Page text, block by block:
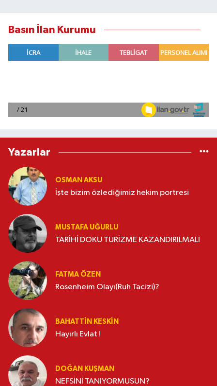
Basın İlan Kurumu
Yazarlar
OSMAN AKSU
İşte bizim özlediğimiz hekim portresi
MUSTAFA UĞURLU
TARİHİ DOKU TURİZME KAZANDIRILMALI
FATMA ÖZEN
Rosenheim Olayı(Ruh Tacizi)?
BAHATTIN KESKİN
Hayırlı Evlat !
DOĞAN KUŞMAN
NEFSİNİ TANIYORMUSUN?